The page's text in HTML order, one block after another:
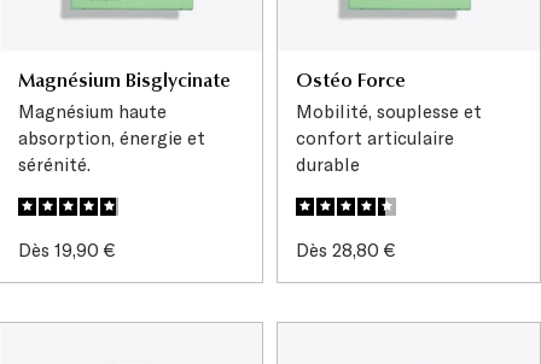
Magnésium Bisglycinate
Magnésium haute
absorption, énergie et
sérénité.
Prix
Dès 19,90 €
Ostéo Force
Mobilité, souplesse et
confort articulaire
durable
Prix
Dès 28,80 €